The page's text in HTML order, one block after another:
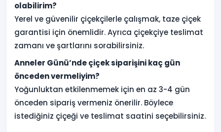
olabilirim?
Yerel ve güvenilir çiçekçilerle çalışmak, taze çiçek
garantisi için önemlidir. Ayrıca çiçekçiye teslimat
zamanı ve şartlarını sorabilirsiniz.
Anneler Günü’nde çiçek siparişini kaç gün
önceden vermeliyim?
Yoğunluktan etkilenmemek için en az 3-4 gün
önceden sipariş vermeniz önerilir. Böylece
istediğiniz çiçeği ve teslimat saatini seçebilirsiniz.